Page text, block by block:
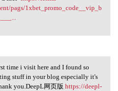
pags/1xbet_promo_code__vip_b
time i visit
time i visit here and I found so
stuff in your blog especially it's
you.DeepL网页版 https://deepl-